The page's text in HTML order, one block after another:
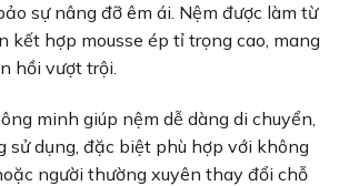
sự nâng đỡ êm ái. Nệm được làm từ
kết hợp mousse ép tỉ trọng cao, mang
hồi vượt trội.
minh giúp nệm dễ dàng di chuyển,
sử dụng, đặc biệt phù hợp với không
người thường xuyên thay đổi chỗ